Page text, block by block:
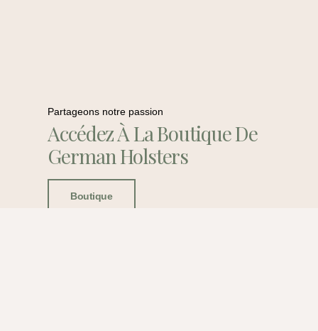
Partageons notre passion
Accédez À La Boutique De
German Holsters
Boutique